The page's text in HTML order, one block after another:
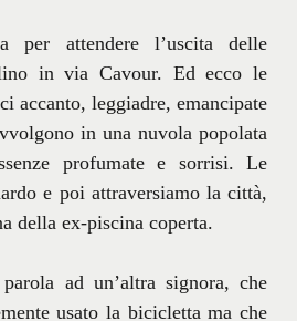
per attendere l’uscita delle
in via Cavour. Ed ecco le
accanto, leggiadre, emancipate
in una nuvola popolata
profumate e sorrisi. Le
e poi attraversiamo la città,
della ex-piscina coperta.
ad un’altra signora, che
usato la bicicletta ma che